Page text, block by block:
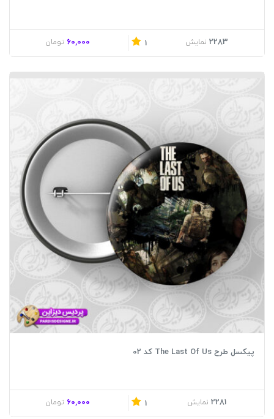
2283 نمایش 1
60,000 تومان
پیکسل طرح The Last Of Us کد 02
2281 نمایش 1
60,000 تومان